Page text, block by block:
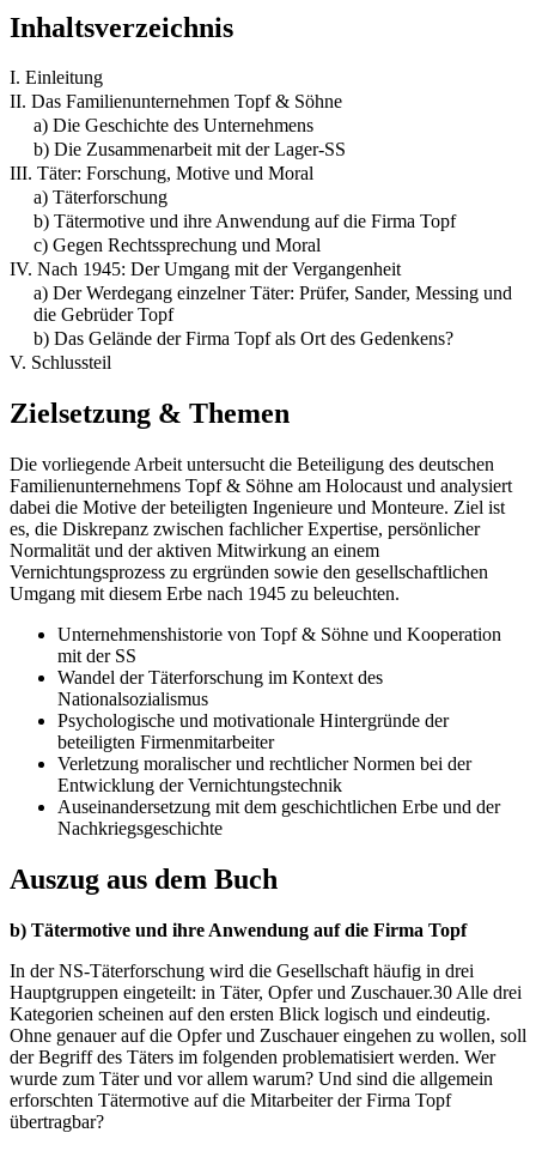
Inhaltsverzeichnis
I. Einleitung
II. Das Familienunternehmen Topf & Söhne
a) Die Geschichte des Unternehmens
b) Die Zusammenarbeit mit der Lager-SS
III. Täter: Forschung, Motive und Moral
a) Täterforschung
b) Tätermotive und ihre Anwendung auf die Firma Topf
c) Gegen Rechtssprechung und Moral
IV. Nach 1945: Der Umgang mit der Vergangenheit
a) Der Werdegang einzelner Täter: Prüfer, Sander, Messing und
die Gebrüder Topf
b) Das Gelände der Firma Topf als Ort des Gedenkens?
V. Schlussteil
Zielsetzung & Themen
Die vorliegende Arbeit untersucht die Beteiligung des deutschen
Familienunternehmens Topf & Söhne am Holocaust und analysiert
dabei die Motive der beteiligten Ingenieure und Monteure. Ziel ist
es, die Diskrepanz zwischen fachlicher Expertise, persönlicher
Normalität und der aktiven Mitwirkung an einem
Vernichtungsprozess zu ergründen sowie den gesellschaftlichen
Umgang mit diesem Erbe nach 1945 zu beleuchten.
Unternehmenshistorie von Topf & Söhne und Kooperation
mit der SS
Wandel der Täterforschung im Kontext des
Nationalsozialismus
Psychologische und motivationale Hintergründe der
beteiligten Firmenmitarbeiter
Verletzung moralischer und rechtlicher Normen bei der
Entwicklung der Vernichtungstechnik
Auseinandersetzung mit dem geschichtlichen Erbe und der
Nachkriegsgeschichte
Auszug aus dem Buch
b) Tätermotive und ihre Anwendung auf die Firma Topf
In der NS-Täterforschung wird die Gesellschaft häufig in drei
Hauptgruppen eingeteilt: in Täter, Opfer und Zuschauer.30 Alle drei
Kategorien scheinen auf den ersten Blick logisch und eindeutig.
Ohne genauer auf die Opfer und Zuschauer eingehen zu wollen, soll
der Begriff des Täters im folgenden problematisiert werden. Wer
wurde zum Täter und vor allem warum? Und sind die allgemein
erforschten Tätermotive auf die Mitarbeiter der Firma Topf
übertragbar?